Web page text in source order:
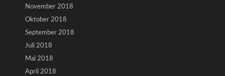
November 2018
Oktober 2018
September 2018
Juli 2018
Mai 2018
April 2018